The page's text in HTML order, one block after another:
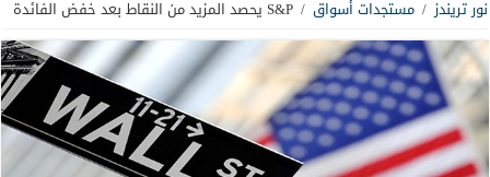
نور تريندز / مستجدات أسواق / S&P يحصد المزيد من النقاط بعد خفض الفائدة